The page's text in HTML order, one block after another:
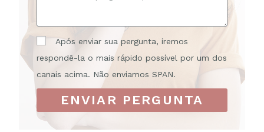
Após enviar sua pergunta, iremos
respondê-la o mais rápido possível por um dos
canais acima. Não enviamos SPAN.
ENVIAR PERGUNTA